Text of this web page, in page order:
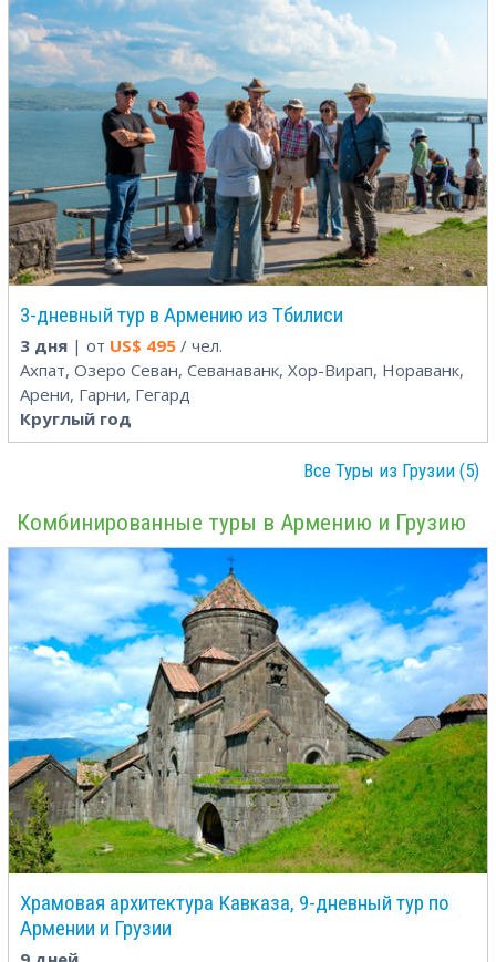
3-дневный тур в Армению из Тбилиси
3 дня | от US$ 495 / чел.
Ахпат, Озеро Севан, Севанаванк, Хор-Вирап, Нораванк,
Арени, Гарни, Гегард
Круглый год
Все Туры из Грузии (5)
Комбинированные туры в Армению и Грузию
Храмовая архитектура Кавказа, 9-дневный тур по
Армении и Грузии